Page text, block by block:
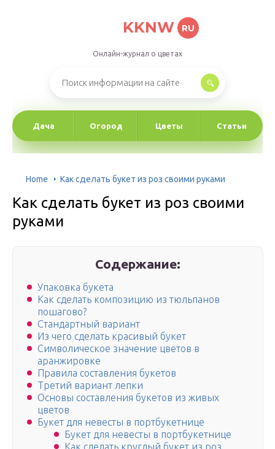
KKNW RU
Онлайн-журнал о цветах
Дача Огород Цветы Статьи
Home Как сделать букет из роз своими руками
Как сделать букет из роз своими
руками
Содержание:
Упаковка букета
Как сделать композицию из тюльпанов
пошагово?
Стандартный вариант
Из чего сделать красивый букет
Символическое значение цветов в
аранжировке
Правила составления букетов
Третий вариант лепки
Основы составления букетов из живых
цветов
Букет для невесты в портбукетнице
Букет для невесты в портбукетнице
Как сделать круглый букет из роз